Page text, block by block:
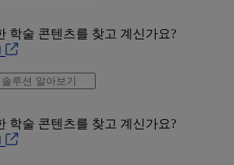
학술 콘텐츠를 찾고 계신가요?
학술 콘텐츠를 찾고 계신가요?